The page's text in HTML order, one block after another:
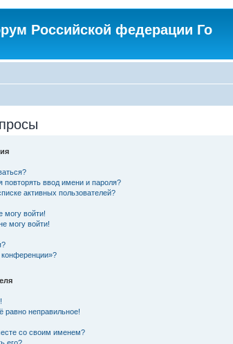
Российской федерации Го
ввод имени и пароля?
активных пользователей?
могу войти!
могу войти!
равно неправильное!
со своим именем?